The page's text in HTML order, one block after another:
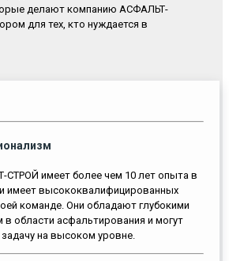
делают компанию АСФАЛЬТ-
для тех, кто нуждается в
СТРОЙ имеет более чем 10 лет опыта в
имеет высококвалифицированных
команде. Они обладают глубокими
в области асфальтирования и могут
на высоком уровне.